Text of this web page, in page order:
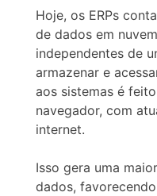
Hoje, os ERPs
de dados em
independentes de
armazenar e
aos sistemas é
navegador, com
internet.
Isso gera uma
dados,